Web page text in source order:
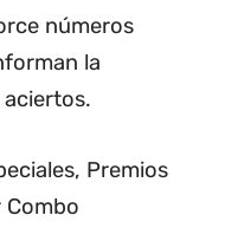
números
la
aciertos.
Premios
Combo